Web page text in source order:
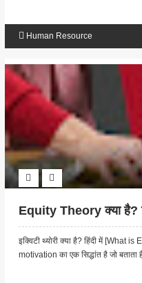
Human Resource
Equity Theory क्या है?
इक्विटी थ्योरी क्या है? हिंदी में
motivation का एक सिद्धांत है जो बताता